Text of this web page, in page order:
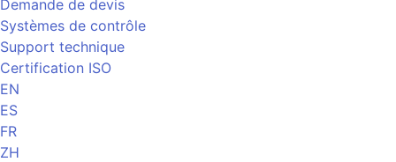
Demande de devis
Systèmes de contrôle
Support technique
Certification ISO
EN
ES
FR
ZH